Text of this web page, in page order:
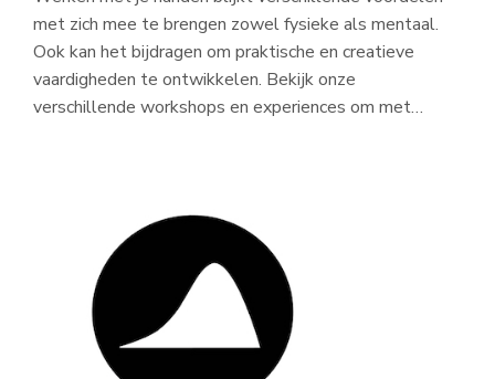
met zich mee te brengen zowel fysieke als mentaal.
Ook kan het bijdragen om praktische en creatieve
vaardigheden te ontwikkelen. Bekijk onze
verschillende workshops en experiences om met…